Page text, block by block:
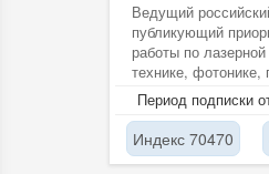
Ведущий
публикующий
работы по
технике, фотонике,
лазеров.
на...
Период подписки
Индекс 70470